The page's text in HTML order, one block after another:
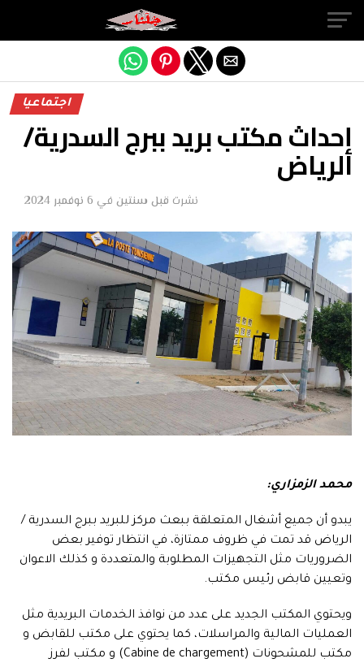
اجتماعيا
إحداث مكتب بريد ببرج السدرية/
الرياض
نشرت قبل سنتين في 6 نوفمبر 2024
محمد الزمزاري:
يبدو أن جميع أشغال المتعلقة ببعث مركز للبريد ببرج السدرية /
الرياض قد تمت في ظروف ممتازة، في انتظار توفير بعض
الضروريات مثل التجهيزات المطلوبة والمتعددة و كذلك الاعوان
وتعيين قابض رئيس مكتب.
ويحتوي المكتب الجديد على عدد من نوافذ الخدمات البريدية مثل
العمليات المالية والمراسلات، كما يحتوي على مكتب للقابض و
مكتب للمشحونات (Cabine de chargement) و مكتب لفرز
Exit mobile version